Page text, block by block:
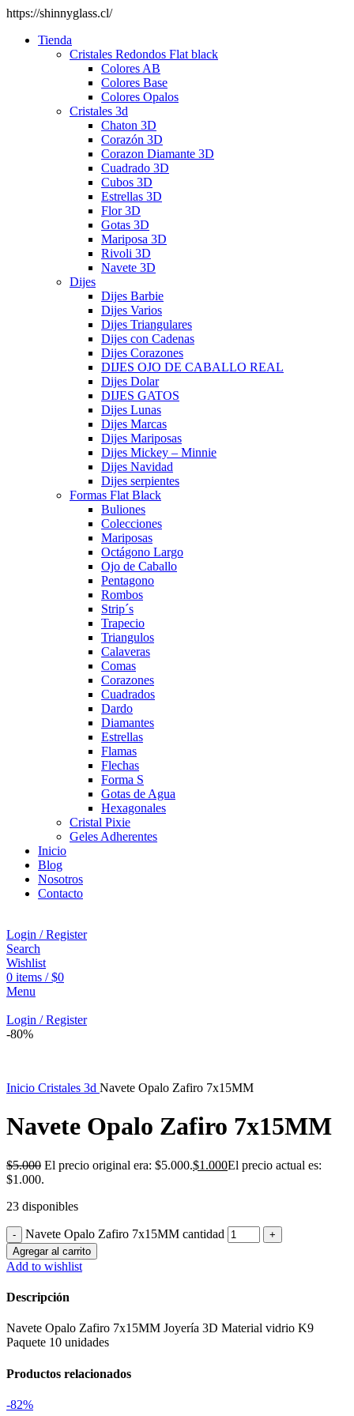
https://shinnyglass.cl/
Tienda
Cristales Redondos Flat black
Colores AB
Colores Base
Colores Opalos
Cristales 3d
Chaton 3D
Corazón 3D
Corazon Diamante 3D
Cuadrado 3D
Cubos 3D
Estrellas 3D
Flor 3D
Gotas 3D
Mariposa 3D
Rivoli 3D
Navete 3D
Dijes
Dijes Barbie
Dijes Varios
Dijes Triangulares
Dijes con Cadenas
Dijes Corazones
DIJES OJO DE CABALLO REAL
Dijes Dolar
DIJES GATOS
Dijes Lunas
Dijes Marcas
Dijes Mariposas
Dijes Mickey – Minnie
Dijes Navidad
Dijes serpientes
Formas Flat Black
Buliones
Colecciones
Mariposas
Octágono Largo
Ojo de Caballo
Pentagono
Rombos
Strip´s
Trapecio
Triangulos
Calaveras
Comas
Corazones
Cuadrados
Dardo
Diamantes
Estrellas
Flamas
Flechas
Forma S
Gotas de Agua
Hexagonales
Cristal Pixie
Geles Adherentes
Inicio
Blog
Nosotros
Contacto
Login / Register
Search
Wishlist
0 items / $0
Menu
Login / Register
-80%
Inicio Cristales 3d Navete Opalo Zafiro 7x15MM
Navete Opalo Zafiro 7x15MM
$5.000 El precio original era: $5.000.$1.000El precio actual es:
$1.000.
23 disponibles
Navete Opalo Zafiro 7x15MM cantidad
Agregar al carrito
Add to wishlist
Descripción
Navete Opalo Zafiro 7x15MM Joyería 3D Material vidrio K9
Paquete 10 unidades
Productos relacionados
-82%